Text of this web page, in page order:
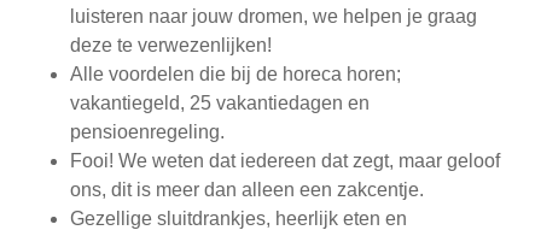
luisteren naar jouw dromen, we helpen je graag
deze te verwezenlijken!
Alle voordelen die bij de horeca horen;
vakantiegeld, 25 vakantiedagen en
pensioenregeling.
Fooi! We weten dat iedereen dat zegt, maar geloof
ons, dit is meer dan alleen een zakcentje.
Gezellige sluitdrankjes, heerlijk eten en